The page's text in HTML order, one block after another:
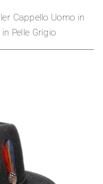
Cappello Uomo in
Pelle Grigio